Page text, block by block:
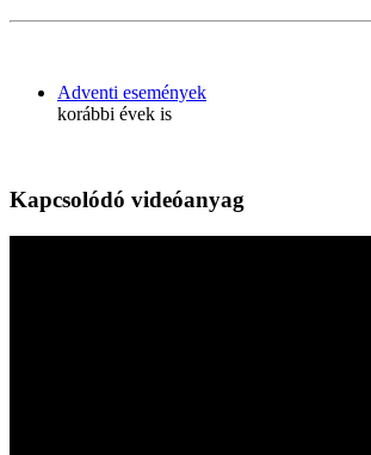
Adventi események
korábbi évek is
Kapcsolódó videóanyag